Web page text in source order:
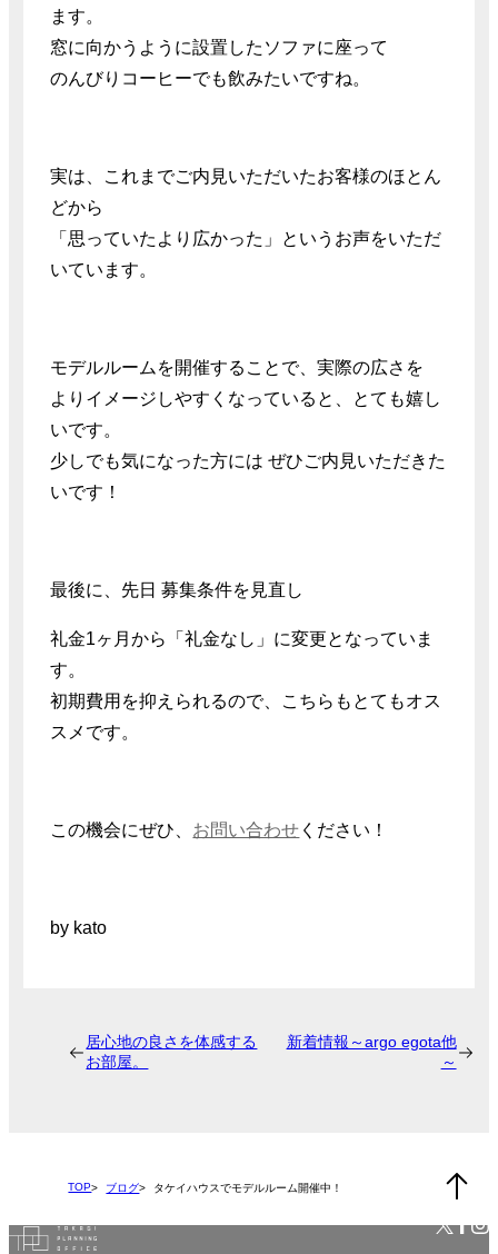
ます。
窓に向かうように設置したソファに座って
のんびりコーヒーでも飲みたいですね。
実は、これまでご内見いただいたお客様のほとん
どから
「思っていたより広かった」というお声をいただ
いています。
モデルルームを開催することで、実際の広さを
よりイメージしやすくなっていると、とても嬉し
いです。
少しでも気になった方には ぜひご内見いただきた
いです！
最後に、先日 募集条件を見直し
礼金1ヶ月から「礼金なし」に変更となっていま
す。
初期費用を抑えられるので、こちらもとてもオス
スメです。
この機会にぜひ、 お問い合わせ ください！
by kato
居心地の良さを体感する
お部屋。
新着情報～argo egota他
～
TOP ブログ タケイハウスでモデルルーム開催中！